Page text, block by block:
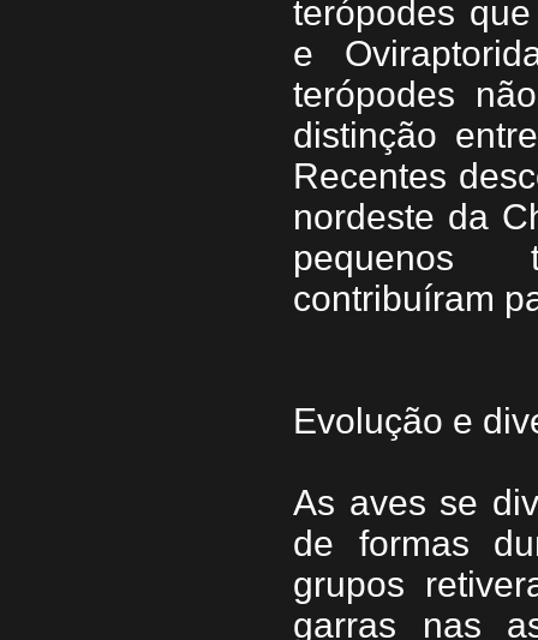
terópodes
e
terópodes
distinção
Recentes
nordeste da
pequenos
contribuíram
Evolução e
As aves se
de formas
grupos
garras nas